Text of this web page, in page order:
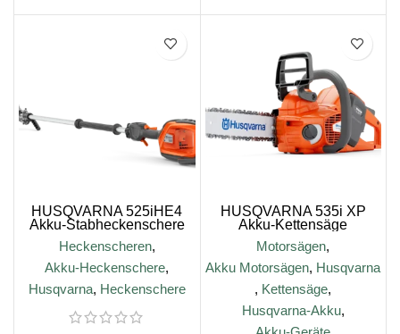
HUSQVARNA 525iHE4
Akku-Stabheckenschere
Heckenscheren,
Akku-Heckenschere,
Husqvarna, Heckenschere
HUSQVARNA 535i XP
Akku-Kettensäge
Motorsägen,
Akku Motorsägen, Husqvarna
, Kettensäge,
Husqvarna-Akku,